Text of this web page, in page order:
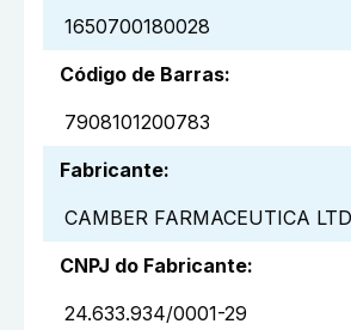
1650700180028
Código de Barras:
7908101200783
Fabricante:
CAMBER FARMACEUTICA
CNPJ do Fabricante:
24.633.934/0001-29